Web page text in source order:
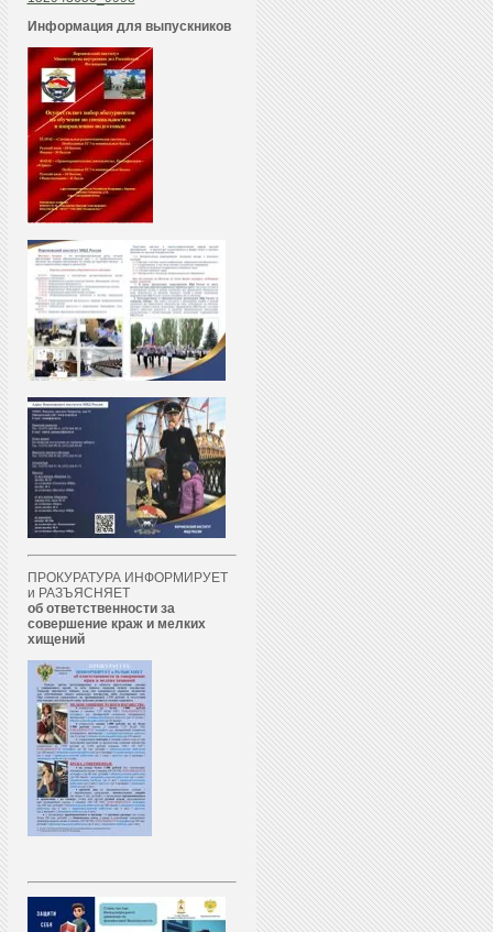
Информация для выпускников
ПРОКУРАТУРА ИНФОРМИРУЕТ
и РАЗЪЯСНЯЕТ
об ответственности за
совершение краж и мелких
хищений